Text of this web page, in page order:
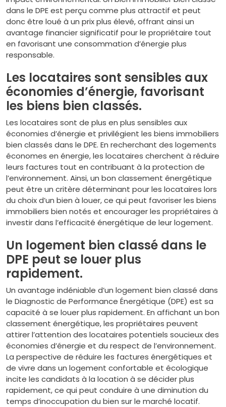
dans le DPE est perçu comme plus attractif et peut
donc être loué à un prix plus élevé, offrant ainsi un
avantage financier significatif pour le propriétaire tout
en favorisant une consommation d’énergie plus
responsable.
Les locataires sont sensibles aux
économies d’énergie, favorisant
les biens bien classés.
Les locataires sont de plus en plus sensibles aux
économies d’énergie et privilégient les biens immobiliers
bien classés dans le DPE. En recherchant des logements
économes en énergie, les locataires cherchent à réduire
leurs factures tout en contribuant à la protection de
l’environnement. Ainsi, un bon classement énergétique
peut être un critère déterminant pour les locataires lors
du choix d’un bien à louer, ce qui peut favoriser les biens
immobiliers bien notés et encourager les propriétaires à
investir dans l’efficacité énergétique de leur logement.
Un logement bien classé dans le
DPE peut se louer plus
rapidement.
Un avantage indéniable d’un logement bien classé dans
le Diagnostic de Performance Énergétique (DPE) est sa
capacité à se louer plus rapidement. En affichant un bon
classement énergétique, les propriétaires peuvent
attirer l’attention des locataires potentiels soucieux des
économies d’énergie et du respect de l’environnement.
La perspective de réduire les factures énergétiques et
de vivre dans un logement confortable et écologique
incite les candidats à la location à se décider plus
rapidement, ce qui peut conduire à une diminution du
temps d’inoccupation du bien sur le marché locatif.